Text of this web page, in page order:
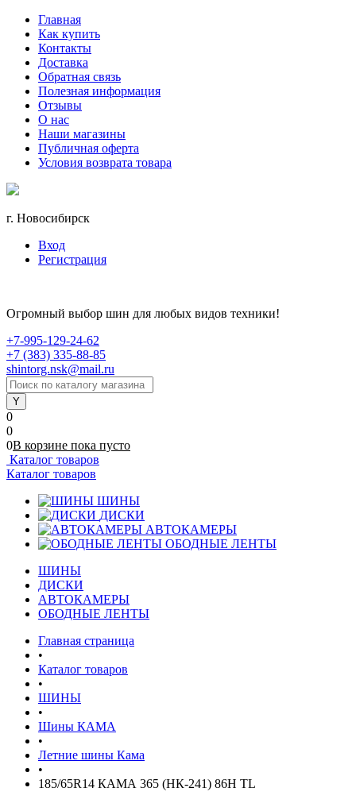
Главная
Как купить
Контакты
Доставка
Обратная связь
Полезная информация
Отзывы
О нас
Наши магазины
Публичная оферта
Условия возврата товара
г. Новосибирск
Вход
Регистрация
Огромный выбор шин для любых видов техники!
+7-995-129-24-62
+7 (383) 335-88-85
shintorg.nsk@mail.ru
0
0
0В корзине пока пусто
Каталог товаров
Каталог товаров
ШИНЫ
ДИСКИ
АВТОКАМЕРЫ
ОБОДНЫЕ ЛЕНТЫ
ШИНЫ
ДИСКИ
АВТОКАМЕРЫ
ОБОДНЫЕ ЛЕНТЫ
Главная страница
•
Каталог товаров
•
ШИНЫ
•
Шины КАМА
•
Летние шины Кама
•
185/65R14 КАМА 365 (НК-241) 86H TL